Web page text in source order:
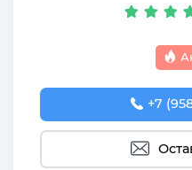
+7